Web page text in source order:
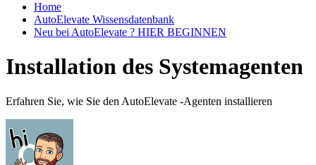
Home
AutoElevate Wissensdatenbank
Neu bei AutoElevate ? HIER BEGINNEN
Installation des Systemagenten
Erfahren Sie, wie Sie den AutoElevate -Agenten installieren